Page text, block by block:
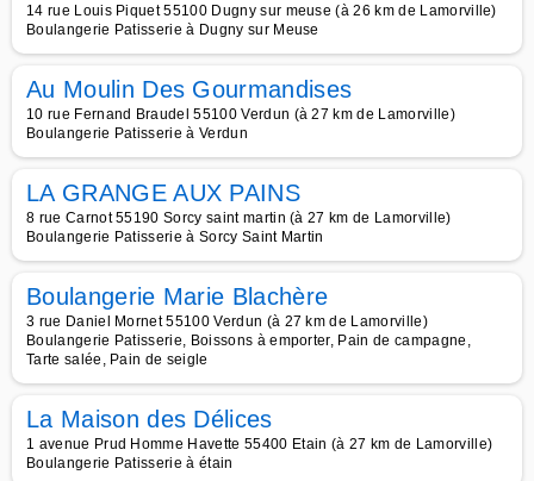
14 rue Louis Piquet 55100 Dugny sur meuse (à 26 km de Lamorville)
Boulangerie Patisserie à Dugny sur Meuse
Au Moulin Des Gourmandises
10 rue Fernand Braudel 55100 Verdun (à 27 km de Lamorville)
Boulangerie Patisserie à Verdun
LA GRANGE AUX PAINS
8 rue Carnot 55190 Sorcy saint martin (à 27 km de Lamorville)
Boulangerie Patisserie à Sorcy Saint Martin
Boulangerie Marie Blachère
3 rue Daniel Mornet 55100 Verdun (à 27 km de Lamorville)
Boulangerie Patisserie, Boissons à emporter, Pain de campagne,
Tarte salée, Pain de seigle
La Maison des Délices
1 avenue Prud Homme Havette 55400 Etain (à 27 km de Lamorville)
Boulangerie Patisserie à étain